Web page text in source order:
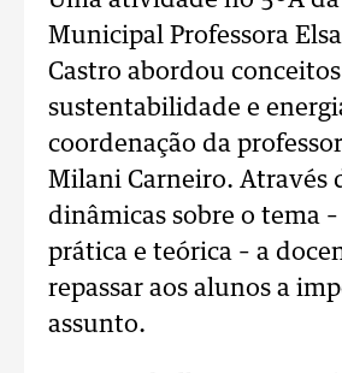
Municipal Professora
Castro abordou
sustentabilidade e
coordenação da
Milani Carneiro. Através
dinâmicas sobre o tema
prática e teórica – a
repassar aos alunos a
assunto.